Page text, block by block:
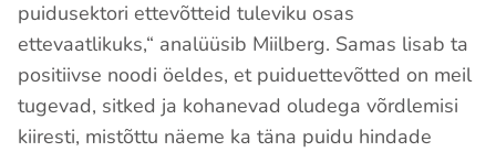
puidusektori ettevõtteid tuleviku osas
ettevaatlikuks,“ analüüsib Miilberg. Samas lisab ta
positiivse noodi öeldes, et puiduettevõtted on meil
tugevad, sitked ja kohanevad oludega võrdlemisi
kiiresti, mistõttu näeme ka täna puidu hindade